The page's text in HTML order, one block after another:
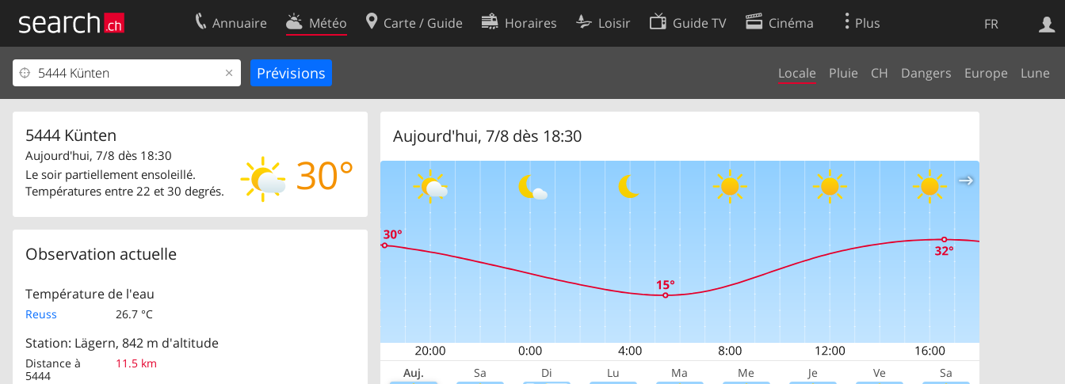
FR
Annuaire Météo Carte / Guide Horaires Loisir Guide TV Cinéma Plus
Locale Pluie CH Dangers Europe Lune
5444 Künten
30°
Aujourd'hui, 7/8 dès 18:30
Le soir partiellement ensoleillé.
Températures entre 22 et 30 degrés.
Observation actuelle
Température de l'eau
Reuss 26.7 °C
Station: Lägern, 842 m d'altitude
Distance à
5444
11.5 km
Aujourd'hui, 7/8 dès 18:30
Auj. Sa Di Lu Ma Me Je Ve Sa
Web
Votre inscription
Centre clients
Contact
Conditions d’utilisation
Préférences de cookies